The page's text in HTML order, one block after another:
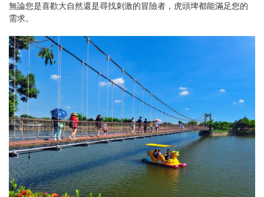
無論您是喜歡大自然還是尋找刺激的冒險者，虎頭埤都能滿足您的
需求。